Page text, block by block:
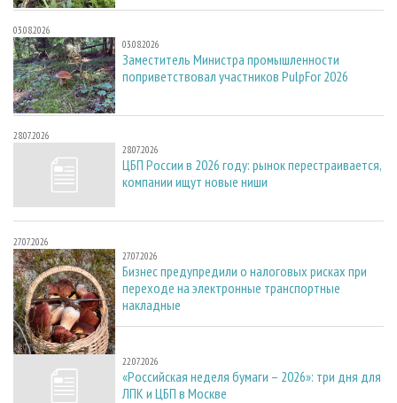
03.08.2026
03.08.2026
Заместитель Министра промышленности
поприветствовал участников PulpFor 2026
28.07.2026
28.07.2026
ЦБП России в 2026 году: рынок перестраивается,
компании ищут новые ниши
27.07.2026
27.07.2026
Бизнес предупредили о налоговых рисках при
переходе на электронные транспортные
накладные
22.07.2026
22.07.2026
«Российская неделя бумаги – 2026»: три дня для
ЛПК и ЦБП в Москве